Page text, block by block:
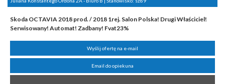
Skoda OCTAVIA 2018 prod. / 2018 1rej. Salon Polska! Drugi Właściciel!
Serwisowany! Automat! Zadbany! Fvat23%
Wyślij ofertę na e-mail
Email do opiekuna